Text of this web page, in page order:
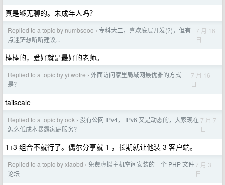
真是够无聊的。未成年人吗？
Replied to a topic by numbsooo › 专科大二，喜欢底层开发(?)，但有
点迷茫想听听建议...
7 月 16
日
棒棒的，爱好就是最好的老师。
Replied to a topic by yitwotre › 外面访问家里局域网最优雅的方式
是？
7 月 16
日
tailscale
Replied to a topic by ook › 没有公网 IPv4， IPv6 又是动态的，大家现在
怎么低成本暴露家庭服务？
7 月 7
日
1+3 组合不就行了。偶尔分享就 1 ，长期就让他装 3 客户端。
Replied to a topic by xiaobd › 免费虚拟主机空间安装的一个 PHP 文件
论坛
7 月 3
日